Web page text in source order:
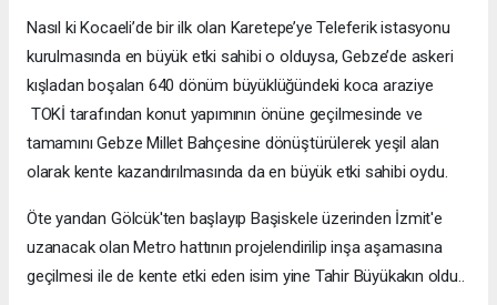
Nasıl ki Kocaeli’de bir ilk olan Karetepe’ye Teleferik istasyonu
kurulmasında en büyük etki sahibi o olduysa, Gebze’de askeri
kışladan boşalan 640 dönüm büyüklüğündeki koca araziye
TOKİ tarafından konut yapımının önüne geçilmesinde ve
tamamını Gebze Millet Bahçesine dönüştürülerek yeşil alan
olarak kente kazandırılmasında da en büyük etki sahibi oydu.
Öte yandan Gölcük'ten başlayıp Başiskele üzerinden İzmit'e
uzanacak olan Metro hattının projelendirilip inşa aşamasına
geçilmesi ile de kente etki eden isim yine Tahir Büyükakın oldu..